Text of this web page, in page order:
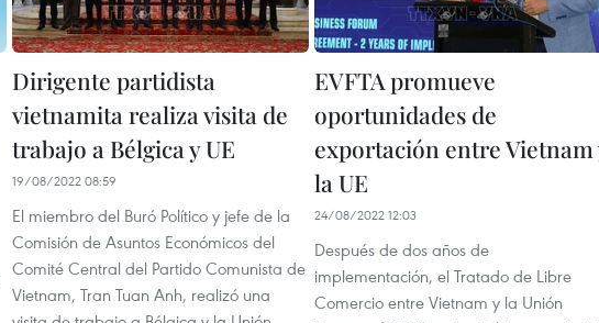
Dirigente partidista
vietnamita realiza visita de
trabajo a Bélgica y UE
19/08/2022 08:59
El miembro del Buró Político y jefe de la
Comisión de Asuntos Económicos del
Comité Central del Partido Comunista de
Vietnam, Tran Tuan Anh, realizó una
EVFTA promueve
oportunidades de
exportación entre Vietnam
la UE
24/08/2022 12:03
Después de dos años de
implementación, el Tratado de Libre
Comercio entre Vietnam y la Unión